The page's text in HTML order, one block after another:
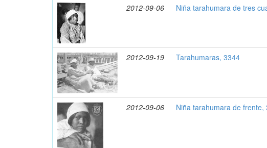
2012-09-06 Niña tarahumara de tres
2012-09-19 Tarahumaras, 3344
2012-09-06 Niña tarahumara de frente,